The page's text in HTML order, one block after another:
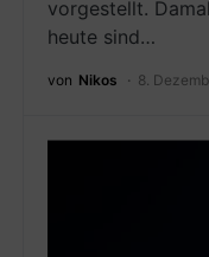
vorgestellt.
heute sind…
von Nikos 8.